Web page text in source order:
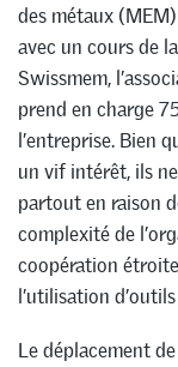
des métaux
avec un cours de
Swissmem,
prend en charge
l’entreprise. Bien
un vif intérêt, ils
partout en raison
complexité de
coopération
l’utilisation
Le déplacement